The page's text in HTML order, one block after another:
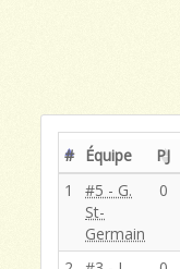
# Équipe PJ
1
#5 - G.
St-
Germain
0